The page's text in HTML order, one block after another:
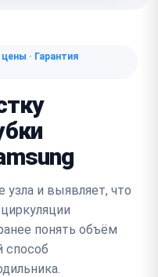
· Гарантия
узла и выявляет, что
понять объём
способ